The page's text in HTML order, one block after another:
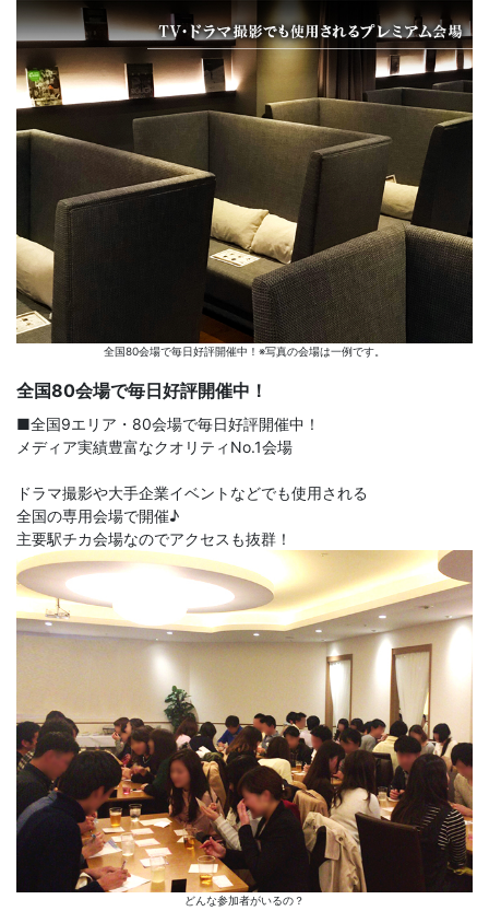
全国80会場で毎日好評開催中！※写真の会場は一例です。
全国80会場で毎日好評開催中！
■全国9エリア・80会場で毎日好評開催中！
メディア実績豊富なクオリティNo.1会場
ドラマ撮影や大手企業イベントなどでも使用される
全国の専用会場で開催♪
主要駅チカ会場なのでアクセスも抜群！
どんな参加者がいるの？